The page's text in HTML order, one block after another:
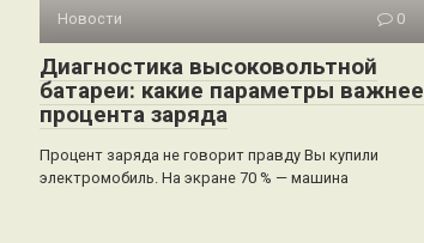
Новости 0
Диагностика высоковольтной
батареи: какие параметры важнее
процента заряда
Процент заряда не говорит правду Вы купили
электромобиль. На экране 70 % — машина